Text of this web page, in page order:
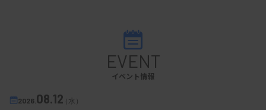
EVENT
イベント情報
2026. 08.12（水）